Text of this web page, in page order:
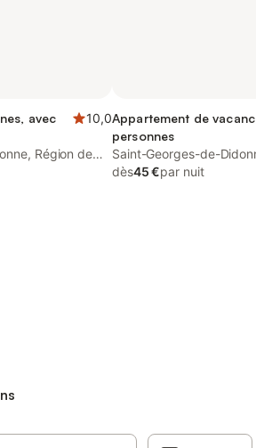
avec
10,0
Région de
Appartement de
personnes
Saint-Georges-de-
Rochefort
dès45 €par nuit